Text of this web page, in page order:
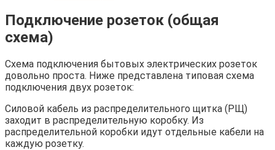
Подключение розеток (общая
схема)
Схема подключения бытовых электрических розеток
довольно проста. Ниже представлена типовая схема
подключения двух розеток:
Силовой кабель из распределительного щитка (РЩ)
заходит в распределительную коробку. Из
распределительной коробки идут отдельные кабели на
каждую розетку.